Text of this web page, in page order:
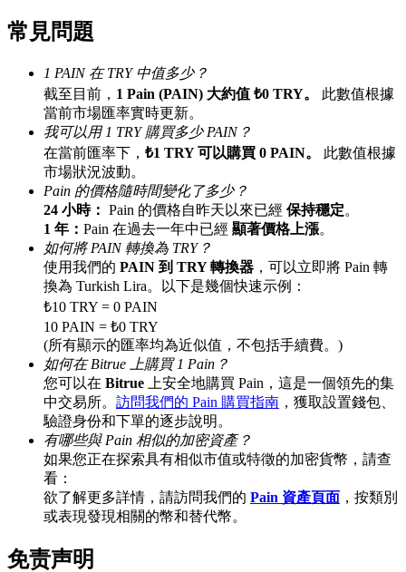
最高達65%佣金！
邀请好友
邀請朋友獲得現金獎勵
BTC 專享獎勵
BTC 專享獎勵
常見問題
1 PAIN 在 TRY 中值多少？
截至目前， 1 Pain (PAIN) 大約值 ₺0 TRY。
此數值根據
當前市場匯率實時更新。
我可以用 1 TRY 購買多少 PAIN？
在當前匯率下， ₺1 TRY 可以購買 0 PAIN。
此數值根據
市場狀況波動。
Pain 的價格隨時間變化了多少？
24 小時： Pain 的價格自昨天以來已經 保持穩定。
1 年： Pain 在過去一年中已經 顯著價格上漲。
如何將 PAIN 轉換為 TRY？
使用我們的 PAIN 到 TRY 轉換器 ，可以立即將 Pain 轉
換為 Turkish Lira。以下是幾個快速示例：
₺10 TRY = 0 PAIN
10 PAIN = ₺0 TRY
(所有顯示的匯率均為近似值，不包括手續費。)
如何在 Bitrue 上購買 1 Pain？
您可以在 Bitrue 上安全地購買 Pain，這是一個領先的集
中交易所。 訪問我們的 Pain 購買指南 ，獲取設置錢包、
驗證身份和下單的逐步說明。
有哪些與 Pain 相似的加密資產？
如果您正在探索具有相似市值或特徵的加密貨幣，請查
看：
欲了解更多詳情，請訪問我們的 Pain 資產頁面 ，按類別
或表現發現相關的幣和替代幣。
免责声明